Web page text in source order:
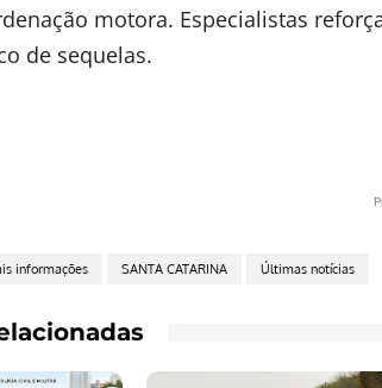
motora. Especialistas
de sequelas.
informações SANTA CATARINA Últimas notícias